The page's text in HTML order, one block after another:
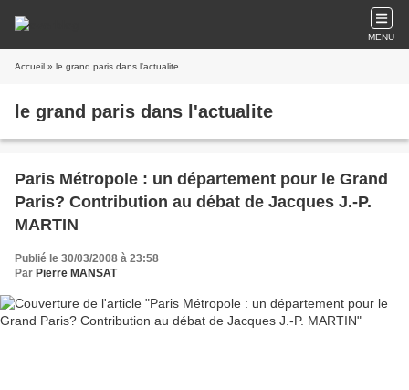
MENU
Accueil » le grand paris dans l'actualite
le grand paris dans l'actualite
Paris Métropole : un département pour le Grand
Paris? Contribution au débat de Jacques J.-P.
MARTIN
Publié le 30/03/2008 à 23:58
Par Pierre MANSAT